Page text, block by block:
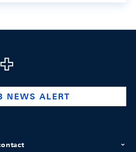
company/swiss-national-
@swissnationalbank
NEWS ALERT